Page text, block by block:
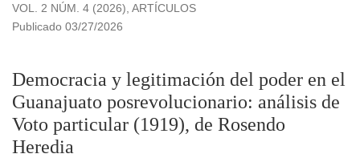
VOL. 2 NÚM. 4 (2026) ARTÍCULOS
Democracia y legitimación del poder en el
Guanajuato posrevolucionario: análisis de
Voto particular (1919), de Rosendo
Heredia
Publicado 03/27/2026